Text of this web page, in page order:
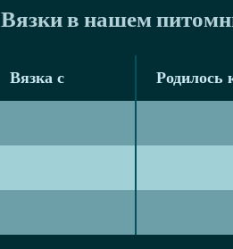
Вязки в нашем
Вязка с Родилось
Вязка с Родилось